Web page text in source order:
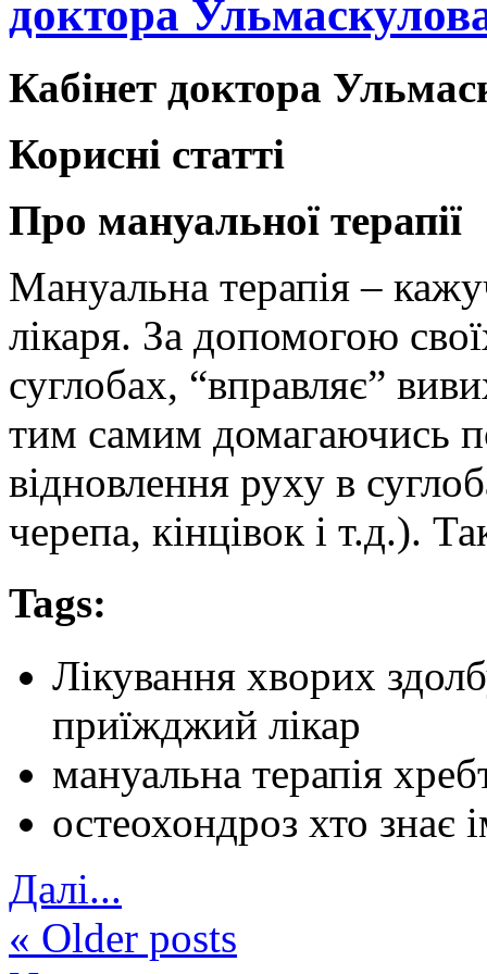
доктора
Кабінет доктора
Корисні статті
Про мануальної терапії
Мануальна терапія –
лікаря. За допомогою
суглобах, “вправляє”
тим самим домагаючись
відновлення руху в
черепа, кінцівок і т.д.).
Tags:
Лікування хворих
приїжджий лікар
мануальна терапія
остеохондроз хто знає
Далi...
« Older posts